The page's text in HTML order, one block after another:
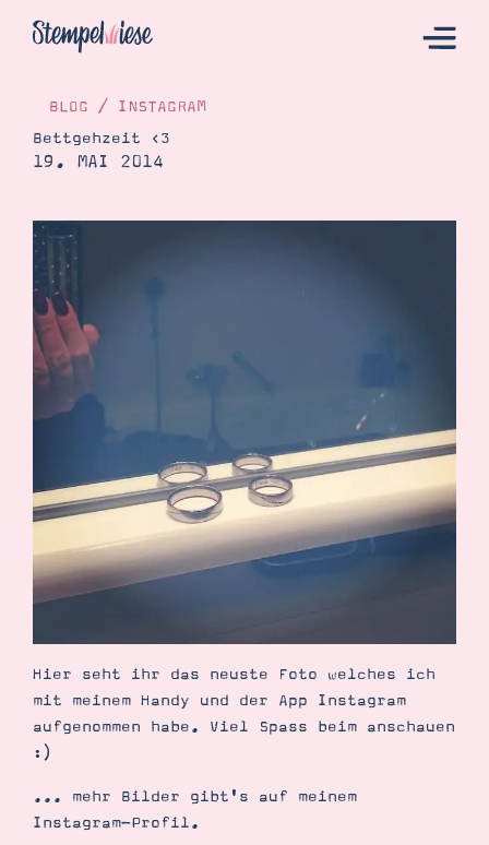
Katalog
Bestellen
Angebote
Demonstrator werden
Gutscheine
Produkte erklärt
Über mich
Über Stampin’ Up!
Ordnungstipps
BLOG / INSTAGRAM
Bettgehzeit <3
19. MAI 2014
Hier seht ihr das neuste Foto welches ich
mit meinem Handy und der App Instagram
aufgenommen habe. Viel Spass beim anschauen
:)
... mehr Bilder gibt's auf meinem
Instagram-Profil.